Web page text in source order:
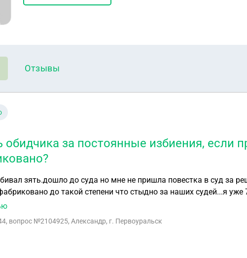
Отзывы
обидчика за постоянные избиения, если
зять.дошло до суда но мне не пришла повестка в суд за
до такой степени что стыдно за наших судей...я уже
зятя)у друзей в других городах помогите разобраться в моей
, вопрос №2104925, Александр, г. Первоуральск